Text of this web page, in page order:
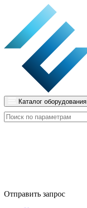
Каталог оборудования
Отправить запрос